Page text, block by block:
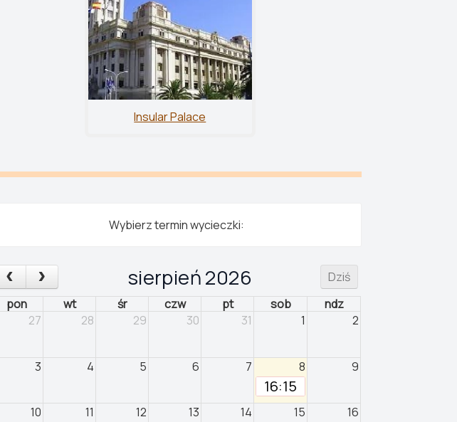
Insular Palace
Wybierz termin wycieczki:
Dziś
sierpień 2026
pon wt śr czw pt sob
ndz
27
28 29 30 31 1 2
3 4 5 6 7 8 9
16:15
10 11 12 13 14 15 16